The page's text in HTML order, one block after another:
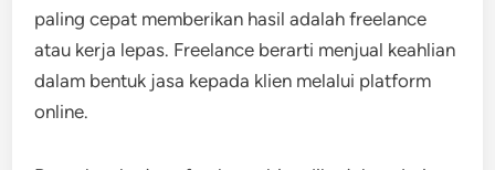
paling cepat memberikan hasil adalah freelance
atau kerja lepas. Freelance berarti menjual keahlian
dalam bentuk jasa kepada klien melalui platform
online.